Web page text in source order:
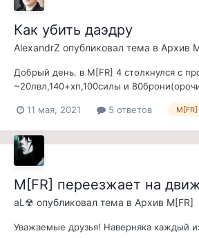
Как убить даэдру
AlexandrZ опубликовал тема в Архив
Добрый день. в M[FR] 4 столкнулся с
~20лвл,140+хп,100силы и
бойцов по зачистке Вас'a, встречается
пришлось идти за вампиричес...
11 мая, 2021 5 ответов M[FR]
M[FR] переезжает на
aL☢ опубликовал тема в Архив M[FR]
Уважаемые друзья! Наверняка каждый